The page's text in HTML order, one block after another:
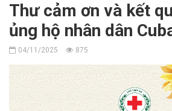
Thư cảm ơn và kết
ủng hộ nhân dân
04/11/2025 875